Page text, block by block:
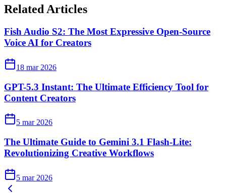
Related Articles
Fish Audio S2: The Most Expressive Open-Source
Voice AI for Creators
18 mar 2026
GPT-5.3 Instant: The Ultimate Efficiency Tool for
Content Creators
5 mar 2026
The Ultimate Guide to Gemini 3.1 Flash-Lite:
Revolutionizing Creative Workflows
5 mar 2026